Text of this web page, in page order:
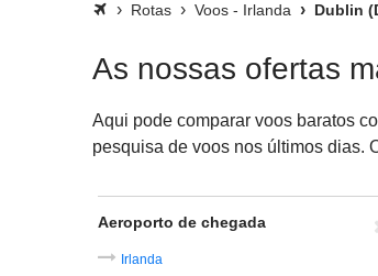
Rotas Voos - Irlanda Dublin
As nossas ofertas
Aqui pode comparar voos baratos
pesquisa de voos nos últimos dias.
Aeroporto de chegada
Irlanda